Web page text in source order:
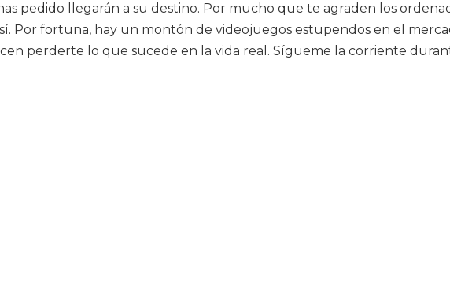
pedido llegarán a su destino. Por mucho que te agraden los
Por fortuna, hay un montón de videojuegos estupendos en el
perderte lo que sucede en la vida real. Sígueme la corriente